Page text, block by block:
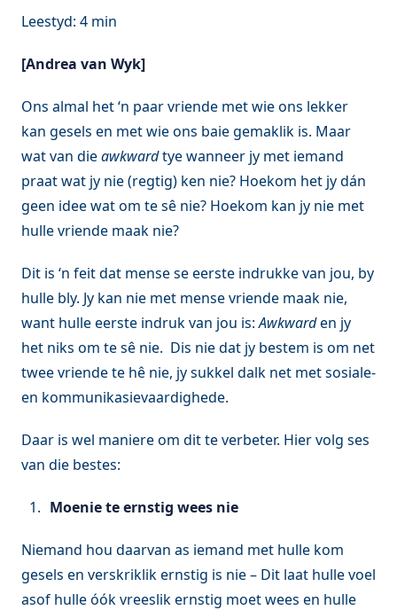
[Andrea van Wyk]
Ons almal het ‘n paar vriende met wie ons lekker
kan gesels en met wie ons baie gemaklik is. Maar
wat van dieawkwardtye wanneer jy met iemand
praat wat jy nie (regtig) ken nie? Hoekom het jy dán
geen idee wat om te sê nie? Hoekom kan jy nie met
hulle vriende maak nie?
Dit is ‘n feit dat mense se eerste indrukke van jou, by
hulle bly. Jy kan nie met mense vriende maak nie,
want hulle eerste indruk van jou is:Awkwarden jy
het niks om te sê nie. Dis nie dat jy bestem is om net
twee vriende te hê nie, jy sukkel dalk net met sosiale-
en kommunikasievaardighede.
Daar is wel maniere om dit te verbeter. Hier volg ses
van die bestes:
Moenie te ernstig wees nie
Niemand hou daarvan as iemand met hulle kom
gesels en verskriklik ernstig is nie – Dit laat hulle voel
asof hulle óók vreeslik ernstig moet wees en hulle